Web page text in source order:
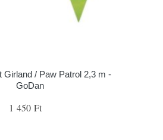
Girland / Paw Patrol 2,3 m -
GoDan
1 450 Ft